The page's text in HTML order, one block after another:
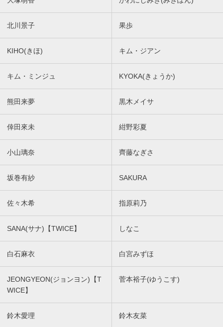
北川景子 果歩
KIHO(きほ) キム・ジアン
キム・ミンジュ KYOKA(きょうか)
熊田来夢 黒木メイサ
倖田來未 紺野彩夏
小山璃奈 齊藤なぎさ
坂巻有紗 SAKURA
佐々木希 指原莉乃
SANA(サナ)【TWICE】 しなこ
白石麻衣 白宮みずほ
JEONGYEON(ジョンヨン)【T
WICE】
菅本裕子(ゆうこす)
鈴木愛理 鈴木友菜